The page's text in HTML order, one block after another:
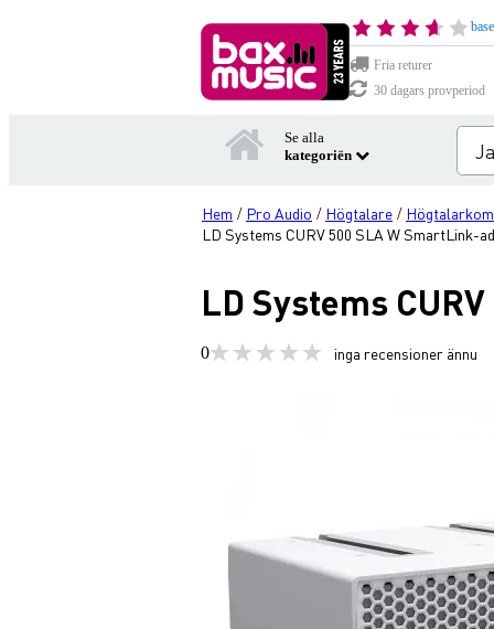
Fria returer
30 dagars provperiod
Se alla
kategoriën
Hem / Pro Audio / Högtalare /
LD Systems CURV 500 SLA W SmartLink-
LD Systems
0 inga recensioner ännu